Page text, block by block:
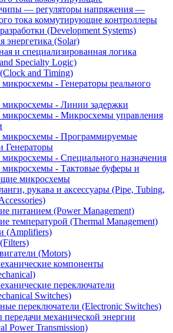
— регуляторы напряжения —
тока коммутирующие контроллеры
(Development Systems)
энергетика (Solar)
и специализированная логика
Specialty Logic)
and Timing)
- Генераторы реального
микросхемы - Линии задержки
микросхемы - Микросхемы управления
микросхемы - Программируемые
Генераторы
- Специального назначения
микросхемы - Тактовые буферы и
микросхемы
рукава и аксессуары (Pipe, Tubing,
питанием (Power Management)
температурой (Thermal Management)
(Amplifiers)
(Motors)
компоненты
переключатели
Switches)
переключатели (Electronic Switches)
механической энергии
Power Transmission)